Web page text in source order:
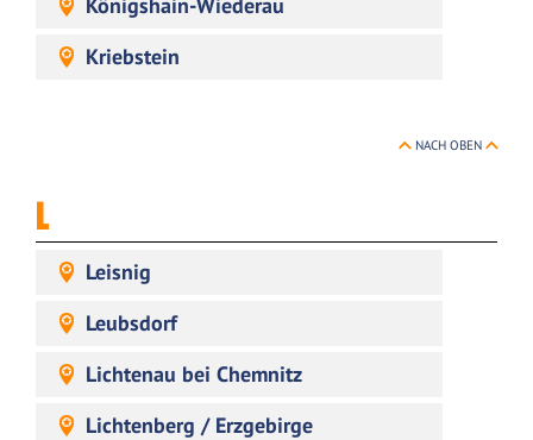
Königshain-Wiederau
Kriebstein
NACH OBEN
L
Leisnig
Leubsdorf
Lichtenau bei Chemnitz
Lichtenberg / Erzgebirge